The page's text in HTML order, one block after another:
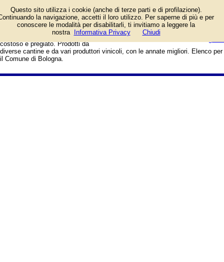
italiani, francesi e di altre nazioni.
Rosso, bianco, rosato, passito,
frizzante, liquoroso, tipico, da tavola,
DOCG, con prezzi eccezionali o
costoso e pregiato. Prodotti da
diverse cantine e da vari produttori vinicoli, con le annate migliori. Elenco per
il Comune di Bologna.
Questo sito utilizza i cookie (anche di terze parti e di profilazione).
la navigazione, accetti il loro utilizzo. Per saperne di più e per
conoscere le modalità per disabilitarli, ti invitiamo a leggere la
nostra
Informativa Privacy Chiudi